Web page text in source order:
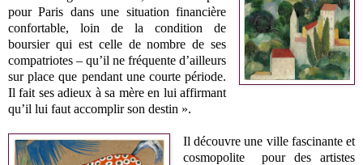
pour Paris dans une situation financière
confortable, loin de la condition de
boursier qui est celle de nombre de ses
compatriotes – qu’il ne fréquente d’ailleurs
sur place que pendant une courte période.
Il fait ses adieux à sa mère en lui affirmant
qu’il lui faut accomplir son destin ».
Il découvre une ville fascinante et
cosmopolite pour des artistes